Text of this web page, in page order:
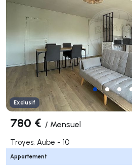
Exclusif
780 € / Mensuel
Troyes, Aube - 10
Appartement